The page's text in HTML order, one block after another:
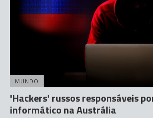
MUNDO
'Hackers' russos responsáveis
informático na Austrália